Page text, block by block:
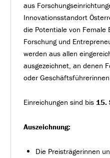
aus
Innovationsstandort
die Potentiale von Female
Forschung und
werden aus allen
ausgezeichnet, an denen
oder
Einreichungen sind bis 15.
Auszeichnung:
Die Preisträgerinnen